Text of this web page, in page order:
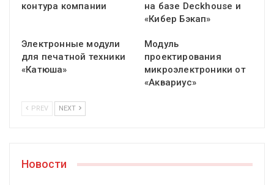
контура компании
на базе Deckhouse и
«Кибер Бэкап»
Электронные модули
для печатной техники
«Катюша»
Модуль
проектирования
микроэлектроники от
«Аквариус»
PREV NEXT
Новости